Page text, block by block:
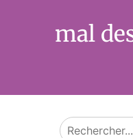
mal